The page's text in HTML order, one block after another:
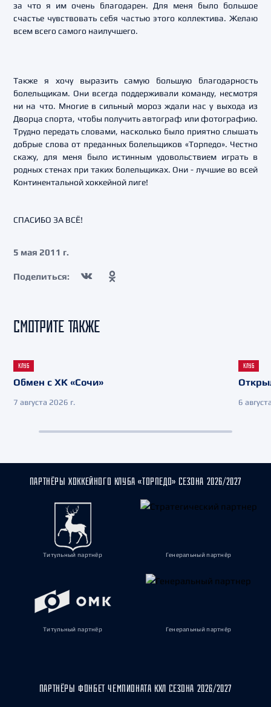
за что я им очень благодарен. Для меня было большое
счастье чувствовать себя частью этого коллектива. Желаю
всем всего самого наилучшего.
Также я хочу выразить самую большую благодарность
болельщикам. Они всегда поддерживали команду, несмотря
ни на что. Многие в сильный мороз ждали нас у выхода из
Дворца спорта, чтобы получить автограф или фотографию.
Трудно передать словами, насколько было приятно слышать
добрые слова от преданных болельщиков «Торпедо». Честно
скажу, для меня было истинным удовольствием играть в
родных стенах при таких болельщиках. Они - лучшие во всей
Континентальной хоккейной лиге!
СПАСИБО ЗА ВСЁ!
5 мая 2011 г.
Поделиться:
СМОТРИТЕ ТАКЖЕ
КЛУБ
Обмен с ХК «Сочи»
7 августа 2026 г.
КЛУБ
6
ПАРТНЁРЫ ХОККЕЙНОГО КЛУБА «ТОРПЕДО» СЕЗОНА 2026/2027
Титульный партнёр Генеральный партнёр
Титульный партнёр Генеральный партнёр
ПАРТНЁРЫ ФОНБЕТ ЧЕМПИОНАТА КХЛ СЕЗОНА 2026/2027